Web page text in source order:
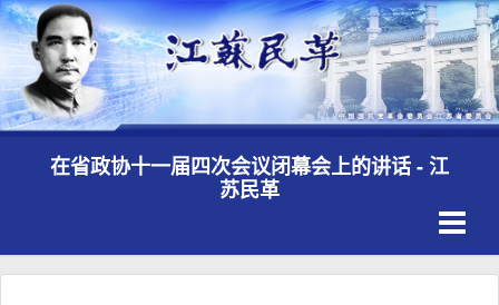
在省政协十一届四次会议闭幕会上的讲话 - 江
苏民革